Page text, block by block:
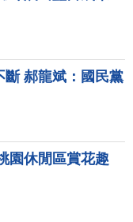
斷 郝龍斌：國民黨
園休閒區賞花趣